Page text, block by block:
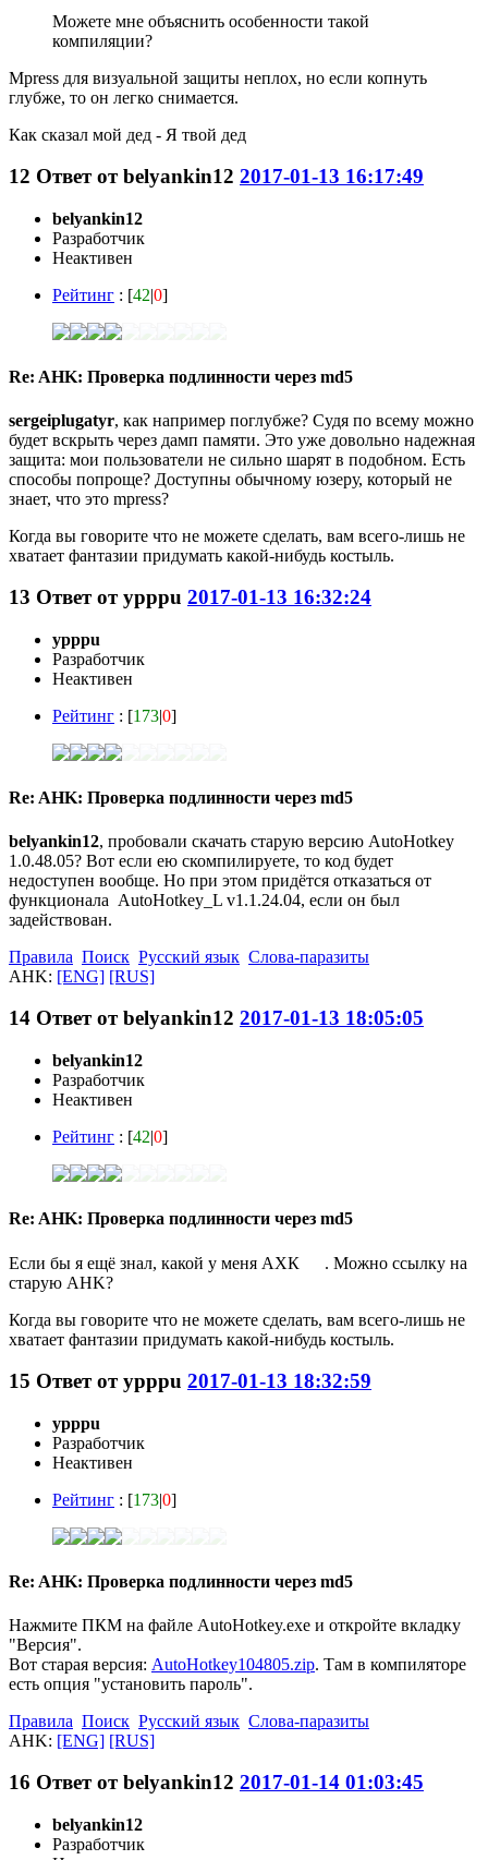
Можете мне объяснить особенности такой
компиляции?
Mpress для визуальной защиты неплох, но если копнуть
глубже, то он легко снимается.
Как сказал мой дед - Я твой дед
12 Ответ отbelyankin12 2017-01-13 16:17:49
belyankin12
Разработчик
Неактивен
Рейтинг : [42|0]
Re: AHK: Проверка подлинности через md5
sergeiplugatyr, как например поглубже? Судя по всему можно
будет вскрыть через дамп памяти. Это уже довольно надежная
защита: мои пользователи не сильно шарят в подобном. Есть
способы попроще? Доступны обычному юзеру, который не
знает, что это mpress?
Когда вы говорите что не можете сделать, вам всего-лишь не
хватает фантазии придумать какой-нибудь костыль.
13 Ответ отypppu 2017-01-13 16:32:24
ypppu
Разработчик
Неактивен
Рейтинг : [173|0]
Re: AHK: Проверка подлинности через md5
belyankin12, пробовали скачать старую версию AutoHotkey
1.0.48.05? Вот если ею скомпилируете, то код будет
недоступен вообще. Но при этом придётся отказаться от
функционала AutoHotkey_L v1.1.24.04, если он был
задействован.
Правила Поиск Русский язык Слова-паразиты
AHK: [ENG] [RUS]
14 Ответ отbelyankin12 2017-01-13 18:05:05
belyankin12
Разработчик
Неактивен
Рейтинг : [42|0]
Re: AHK: Проверка подлинности через md5
Если бы я ещё знал, какой у меня АХК
. Можно ссылку на
старую AHK?
Когда вы говорите что не можете сделать, вам всего-лишь не
хватает фантазии придумать какой-нибудь костыль.
15 Ответ отypppu 2017-01-13 18:32:59
ypppu
Разработчик
Неактивен
Рейтинг : [173|0]
Re: AHK: Проверка подлинности через md5
Нажмите ПКМ на файле AutoHotkey.exe и откройте вкладку
"Версия".
Вот старая версия: AutoHotkey104805.zip. Там в компиляторе
есть опция "установить пароль".
Правила Поиск Русский язык Слова-паразиты
AHK: [ENG] [RUS]
16 Ответ отbelyankin12 2017-01-14 01:03:45
belyankin12
Разработчик